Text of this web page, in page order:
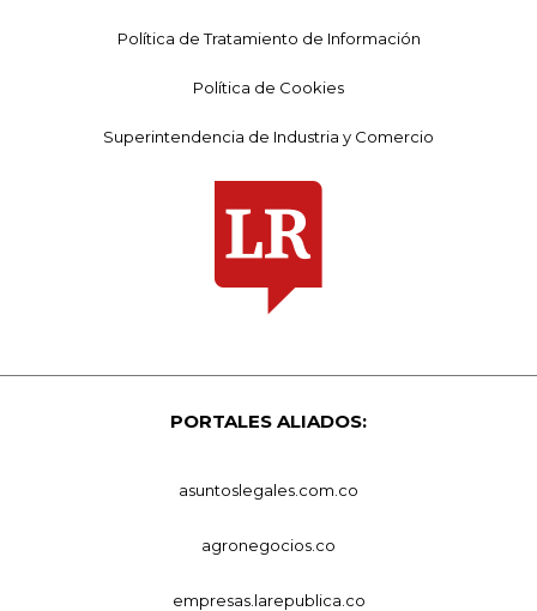
Política de Tratamiento de Información
Política de Cookies
Superintendencia de Industria y Comercio
PORTALES ALIADOS:
asuntoslegales.com.co
agronegocios.co
empresas.larepublica.co